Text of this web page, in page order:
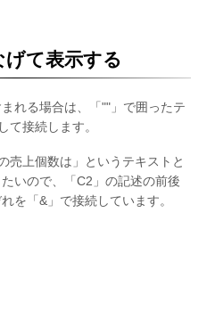
げて表示する
れる場合は、「""」で囲ったテ
て接続します。
売上個数は」というテキストと
いので、「C2」の記述の前後
を「&」で接続しています。